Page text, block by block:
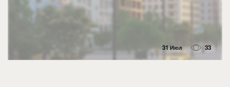
31 Июл 33